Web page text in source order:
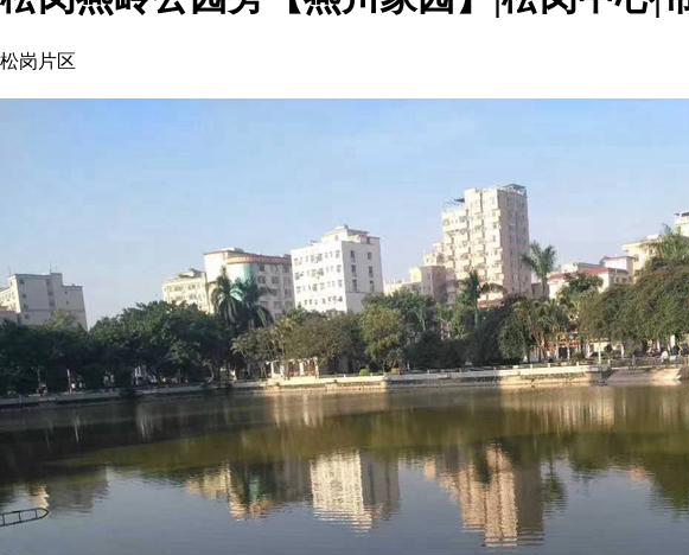
松岗片区